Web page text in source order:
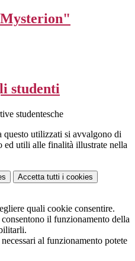
studenti
studentesche
questo utilizzati si avvalgono di
ed utili alle finalità illustrate nella
Accetta tutti i cookies
quali cookie consentire.
il funzionamento della
al funzionamento potete